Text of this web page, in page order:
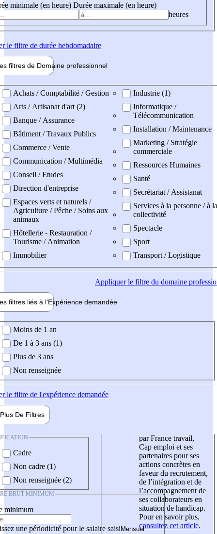
minimale (en heure) Durée maximale (en heure)
heures
le filtre de durée hebdomadaire
filtres de Domaine professionnel
professionel
Achats / Comptabilité / Gestion
Arts / Artisanat d'art (2)
Banque / Assurance
Bâtiment / Travaux Publics
Commerce / Vente
Communication / Multimédia
Conseil / Etudes
Direction d'entreprise
Espaces verts et naturels /
Agriculture / Pêche / Soins aux
animaux
Hôtellerie - Restauration /
Tourisme / Animation
Immobilier
Industrie (1)
Informatique /
Télécommunication
Installation / Maintenance
Marketing / Stratégie
commerciale
Ressources Humaines
Santé
Secrétariat / Assistanat
Services à la personne / à la
collectivité
Spectacle
Sport
Transport / Logistique
Appliquerle filtre du domaine
filtres liés à l'Expérience demandée
demandée
Moins de 1 an
De 1 à 3 ans (1)
Plus de 3 ans
Non renseignée
le filtre de l'expérience demandée
Plus De Filtres
Cadre
Non cadre (1)
Non renseignée (2)
BRUT MINIMUM
minimum
une périodicité pour le salaire saisi
par France travail,
Cap emploi et ses
partenaires pour ses
actions concrètes en
faveur du recrutement,
de l’intégration et de
l’accompagnement de
ses collaborateurs en
situation de handicap.
Pour en savoir plus,
consultez cet article.